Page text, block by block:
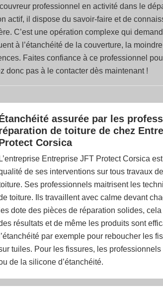
professionnel en activité dans le
actif, il dispose du savoir-faire et de
C’est une opération complexe qui
à l’étanchéité de la couverture, la
Faites confiance à ce professionnel
donc pas à le contacter dès maintenant !
assurée par les
de toiture de chez
Corsica
L’entreprise Entreprise JFT Protect Corsica
de ses interventions sur tous travaux
Ses professionnels maitrisent les
toiture. Ils travaillent avec calme devant
les dote des pièces de réparation solides,
résultats et de même les produits sont
l’étanchéité par exemple pour reboucher les
tuiles. Pour les fissures, les
de la silicone d’étanchéité.